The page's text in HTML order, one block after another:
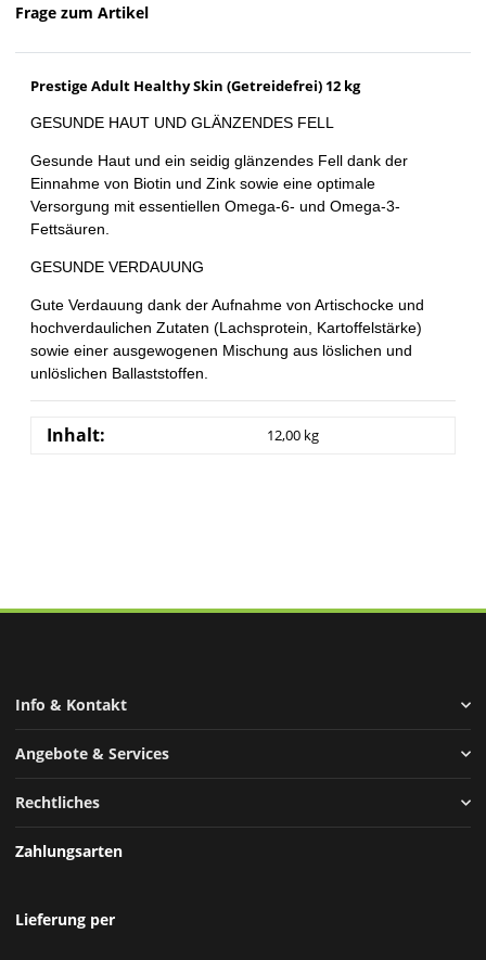
Frage zum Artikel
Prestige Adult Healthy Skin (Getreidefrei) 12 kg
GESUNDE HAUT UND GLÄNZENDES FELL
Gesunde Haut und ein seidig glänzendes Fell dank der
Einnahme von Biotin und Zink sowie eine optimale
Versorgung mit essentiellen Omega-6- und Omega-3-
Fettsäuren.
GESUNDE VERDAUUNG
Gute Verdauung dank der Aufnahme von Artischocke und
hochverdaulichen Zutaten (Lachsprotein, Kartoffelstärke)
sowie einer ausgewogenen Mischung aus löslichen und
unlöslichen Ballaststoffen.
Inhalt: 12,00 kg
Info & Kontakt
Angebote & Services
Rechtliches
Zahlungsarten
Lieferung per